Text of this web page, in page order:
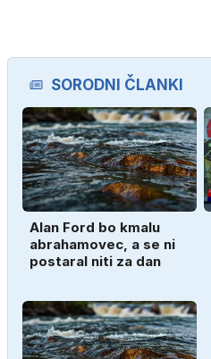
SORODNI ČLANKI
Alan Ford bo kmalu
abrahamovec, a se ni
postaral niti za dan